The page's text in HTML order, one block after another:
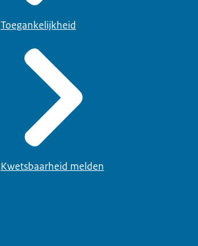
Toegankelijkheid
Kwetsbaarheid melden